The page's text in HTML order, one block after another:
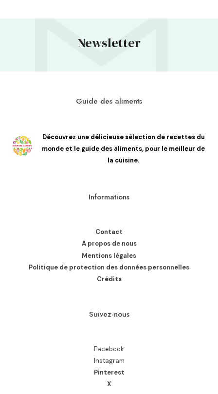
Newsletter
Guide des aliments
Découvrez une délicieuse sélection de recettes du
monde et le guide des aliments, pour le meilleur de
la cuisine.
Informations
Contact
A propos de nous
Mentions légales
Politique de protection des données personnelles
Crédits
Suivez-nous
Facebook
Instagram
Pinterest
X